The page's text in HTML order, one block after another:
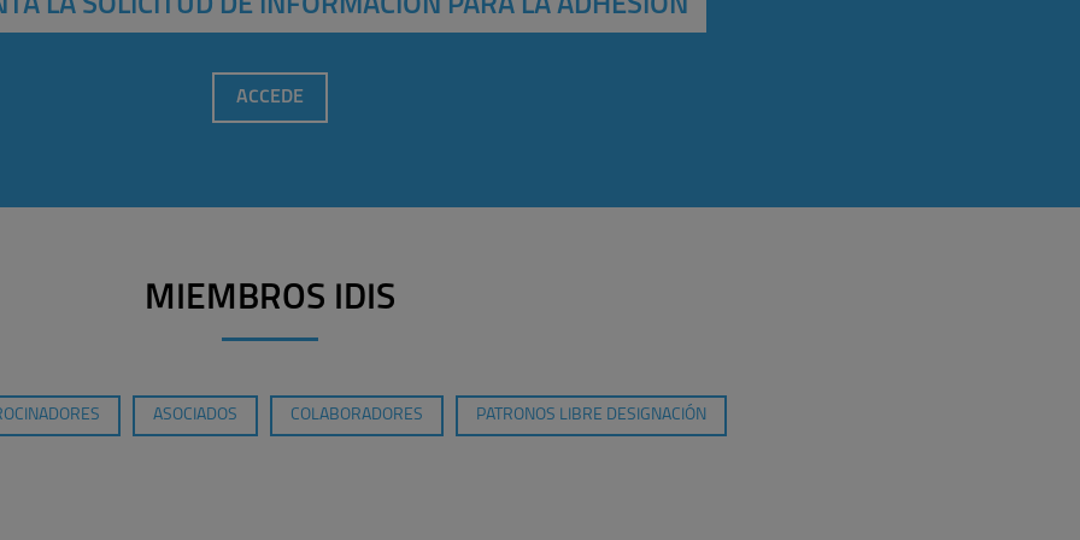
LA SOLICITUD DE INFORMACIÓN PARA LA ADHESIÓN
ACCEDE
MIEMBROS IDIS
ASOCIADOS COLABORADORES PATRONOS LIBRE DESIGNACIÓN